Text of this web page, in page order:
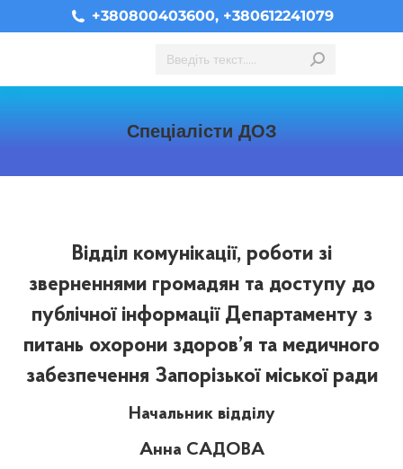
+380800403600, +380612241079
Search:
Спеціалісти ДОЗ
Відділ комунікації, роботи зі
зверненнями громадян та доступу до
публічної інформації Департаменту з
питань охорони здоров’я та медичного
забезпечення Запорізької міської ради
Начальник відділу
Анна САДОВА